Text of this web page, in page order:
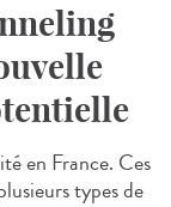
en France. Ces
types de